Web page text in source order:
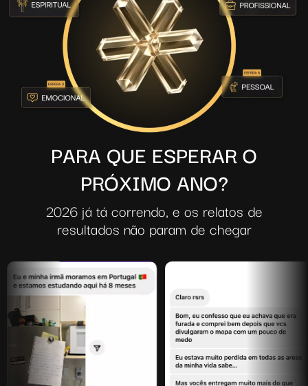
PARA QUE ESPERAR O
PRÓXIMO ANO?
2026 já tá correndo, e os relatos de
resultados não param de chegar